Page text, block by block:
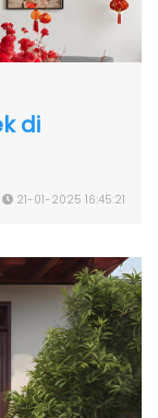
di
21-01-2025 16:45:21